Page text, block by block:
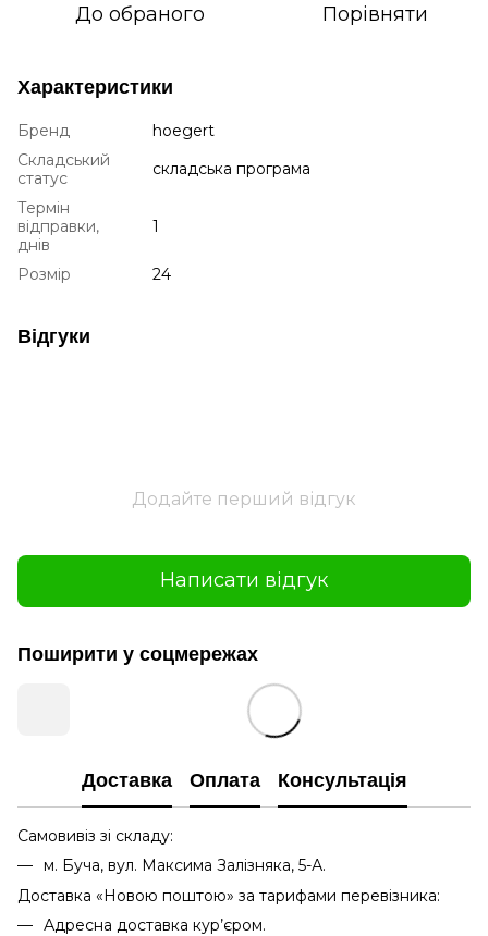
До обраного Порівняти
Характеристики
Бренд
hoegert
Складський
статус
складська програма
Термін
відправки,
днів
1
Розмір 24
Відгуки
Додайте перший відгук
Написати відгук
Поширити у соцмережах
Доставка Оплата Консультація
Самовивіз зі складу:
м. Буча, вул. Максима Залізняка, 5-А.
Доставка «Новою поштою» за тарифами перевізника:
Адресна доставка кур’єром.